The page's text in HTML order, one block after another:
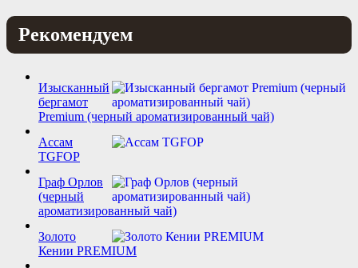
Рекомендуем
Изысканный
бергамот
Premium (черный ароматизированный чай)
Ассам
TGFOP
Граф Орлов
(черный
ароматизированный чай)
Золото
Кении PREMIUM